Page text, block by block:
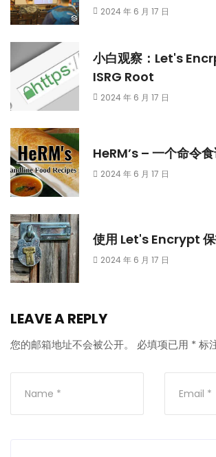
2024 年 6 月 17 日
小白观察：Let's
ISRG Root
2024 年 6 月 17 日
HeRM’s – 一个命令
2024 年 6 月 17 日
使用 Let's Encrypt
2024 年 6 月 17 日
LEAVE A REPLY
您的邮箱地址不会被公开。 必填项已用 * 标